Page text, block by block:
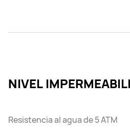
NIVEL
Resistencia al agua de 5 ATM